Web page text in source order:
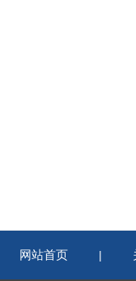
网站首页 |